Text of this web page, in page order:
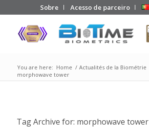
Sobre Acesso de parceiro
You are here: Home / Actualités de la Biométrie
morphowave tower
Tag Archive for: morphowave tower